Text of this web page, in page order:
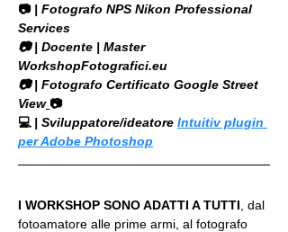
📷 | Fotografo NPS Nikon Professional
Services
​📷 | Docente | Master
WorkshopFotografici.eu
📷 | Fotografo Certificato Google Street
View 📷
💻 | Sviluppatore/ideatore Intuitiv plugin
per Adobe Photoshop
I WORKSHOP SONO ADATTI A TUTTI , dal
fotoamatore alle prime armi, al fotografo